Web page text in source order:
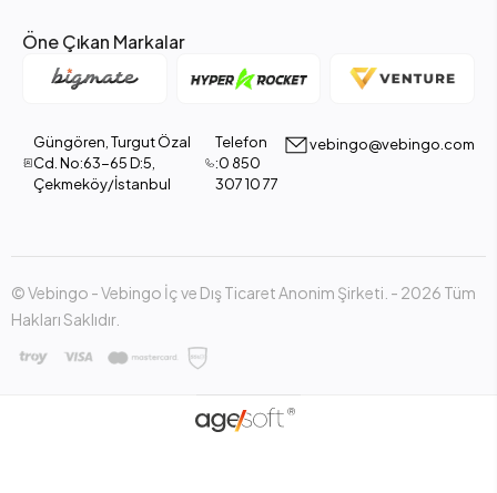
Öne Çıkan Markalar
Güngören, Turgut Özal
Cd. No:63-65 D:5,
Çekmeköy/İstanbul
Telefon
:0 850
307 10 77
vebingo@vebingo.com
© Vebingo - Vebingo İç ve Dış Ticaret Anonim Şirketi. - 2026 Tüm
Hakları Saklıdır.